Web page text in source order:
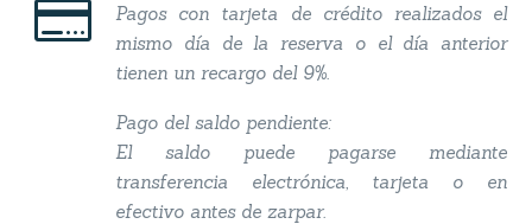


Pagos con tarjeta de crédito realizados el
mismo día de la reserva o el día anterior
tienen un recargo del 9%.
Pago del saldo pendiente:
El saldo puede pagarse mediante
transferencia electrónica, tarjeta o en
efectivo antes de zarpar.